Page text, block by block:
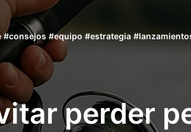
#consejos #equipo #estrategia #
perder